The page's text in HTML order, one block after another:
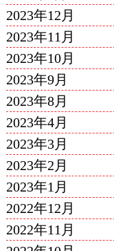
2023年12月
2023年11月
2023年10月
2023年9月
2023年8月
2023年4月
2023年3月
2023年2月
2023年1月
2022年12月
2022年11月